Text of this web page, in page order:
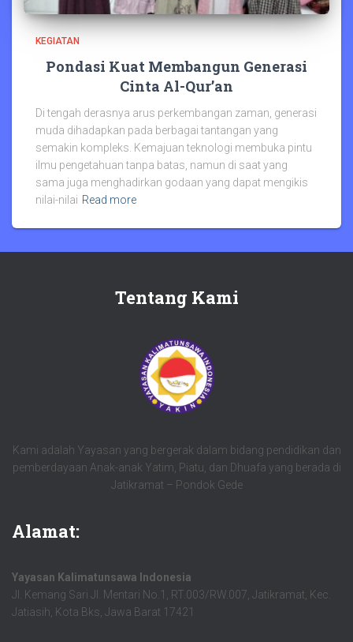
KEGIATAN
Pondasi Kuat Membangun Generasi
Cinta Al-Qur’an
Di tengah derasnya arus perkembangan zaman, generasi
muda dihadapkan pada berbagai tantangan yang
semakin kompleks. Kemajuan teknologi membuka pintu
ilmu pengetahuan tanpa batas, namun di saat yang
sama juga menghadirkan godaan yang dapat mengikis
nilai-nilai Read more
Tentang Kami
Kami adalah Yayasan yang bergerak dalam bidang pendidikan dan
pemberdayaan Anak-anak Yatim, Piatu, dan Dhuafa yang berada di
Jatikramat – Pondok Gede
Alamat:
Yayasan Kalimatunsawa Indonesia
Jl. Kemang Sari Jl. Mentari No.1, RT.003/RW.007, Jatikramat, Kec.
Jatiasih, Kota Bks, Jawa Barat 17421